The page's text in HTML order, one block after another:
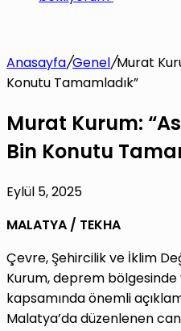
Anasayfa/Genel/Murat
Konutu Tamamladık”
Murat Kurum:
Bin Konutu
Eylül 5, 2025
MALATYA / TEKHA
Çevre, Şehircilik ve İklim
Kurum, deprem
kapsamında önemli
Malatya’da düzenlenen